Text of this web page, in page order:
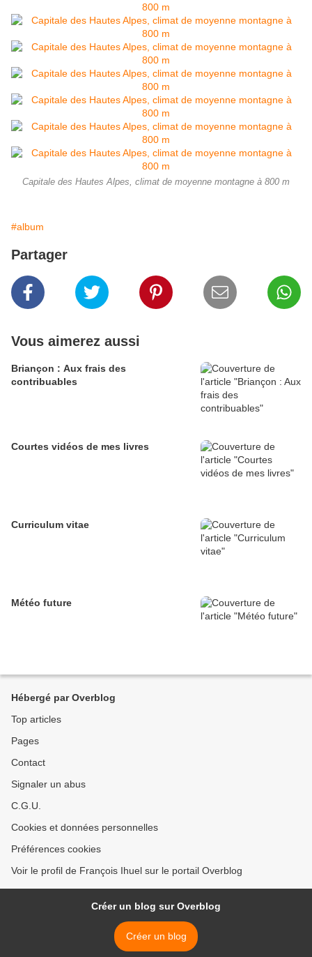
Capitale des Hautes Alpes, climat de moyenne montagne à 800 m
#album
Partager
Vous aimerez aussi
Briançon : Aux frais des
contribuables
Courtes vidéos de mes livres
Curriculum vitae
Météo future
Hébergé par Overblog
Top articles
Pages
Contact
Signaler un abus
C.G.U.
Cookies et données personnelles
Préférences cookies
Voir le profil de François Ihuel sur le portail Overblog
Créer un blog sur Overblog
Créer un blog